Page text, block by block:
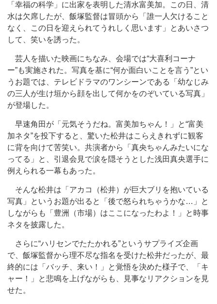
「幸福の科学」に出家を表明した清水富美加。この日、清
水は欠席したが、飯塚監督は冒頭から「誰一人欠けること
なく、この日を迎えられてうれしく思います」とあいさつ
して、笑いを誘った。
芸人を描いた映画にちなみ、会場では“大喜利コーナ
ー”も実施された。写真を基に“何か面白いことを言う”とい
うお題では、テレビドラマのワンシーンである「幼なじみ
の三人が生け垣から顔を出して何かをのぞいている写真」
が登場した。
早速角田が「元気そうだね。富美加ちゃん！」と“富美
加ネタ”を投下すると、驚いた松井はこらえきれずに観客
に背を向けて苦笑い。共演者から「真央ちゃんみたいにな
ってる」と、引退会見で涙を隠そうとした浅田真央選手に
例えられる一幕もあった。
そんな松井は「アカコ（松井）が巨大ブリを抱いている
写真」というお題が出ると「後で怒られちゃうかな…」と
しながらも「豊洲（市場）はここになったわよ！」と時事
ネタを披露した。
さらに“ハリセンでたたかれる”というサプライズ企画
で、飯塚監督から理不尽な指名を受けた松井だったが、最
終的には「バッチ、来い！」と覚悟を決めた様子で、「キ
ャー！」と悲鳴を上げながらも、見事なリアクションを見
せた。